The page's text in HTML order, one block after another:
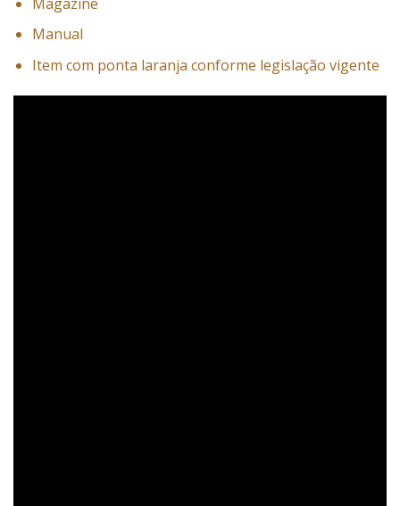
Manual
Item com ponta laranja conforme legislação vigente